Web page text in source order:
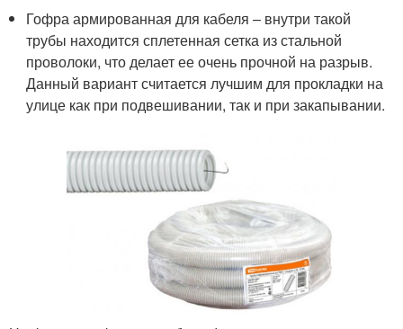
Гофра армированная для кабеля – внутри такой
трубы находится сплетенная сетка из стальной
проволоки, что делает ее очень прочной на разрыв.
Данный вариант считается лучшим для прокладки на
улице как при подвешивании, так и при закапывании.